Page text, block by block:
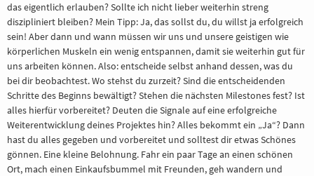
das eigentlich erlauben? Sollte ich nicht lieber weiterhin streng
diszipliniert bleiben? Mein Tipp: Ja, das sollst du, du willst ja erfolgreich
sein! Aber dann und wann müssen wir uns und unsere geistigen wie
körperlichen Muskeln ein wenig entspannen, damit sie weiterhin gut für
uns arbeiten können. Also: entscheide selbst anhand dessen, was du
bei dir beobachtest. Wo stehst du zurzeit? Sind die entscheidenden
Schritte des Beginns bewältigt? Stehen die nächsten Milestones fest? Ist
alles hierfür vorbereitet? Deuten die Signale auf eine erfolgreiche
Weiterentwicklung deines Projektes hin? Alles bekommt ein „Ja“? Dann
hast du alles gegeben und vorbereitet und solltest dir etwas Schönes
gönnen. Eine kleine Belohnung. Fahr ein paar Tage an einen schönen
Ort, mach einen Einkaufsbummel mit Freunden, geh wandern und
BERATUNG